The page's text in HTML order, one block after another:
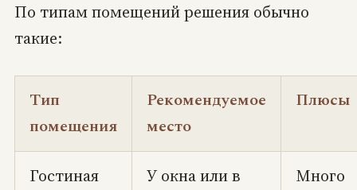
По типам помещений решения обычно
такие:
Тип
помещения
Рекомендуемое
место
Плюсы
Гостиная
У окна или в
Много